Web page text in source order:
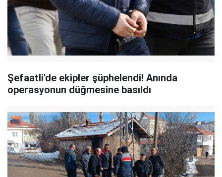
Şefaatli'de ekipler şüphelendi! Anında
operasyonun düğmesine basıldı